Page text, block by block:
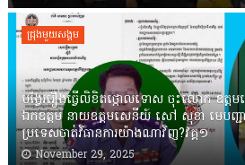
ជ្រុងមួយសង្គម
បង្វែររឿងធ្វើលិខិតថ្កោលទោស ចុះលោក ឧត្ត
ឯកឧត្តម នាយឧត្តមសេនីយ៍ សៅ សុខា មេបញ្ជាក
ប្រទេសចាត់វិធានការយ៉ាងណាវិញ?វគ្គ១
November 29, 2025